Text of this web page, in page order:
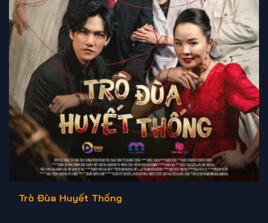
Trò Đùa Huyết Thống